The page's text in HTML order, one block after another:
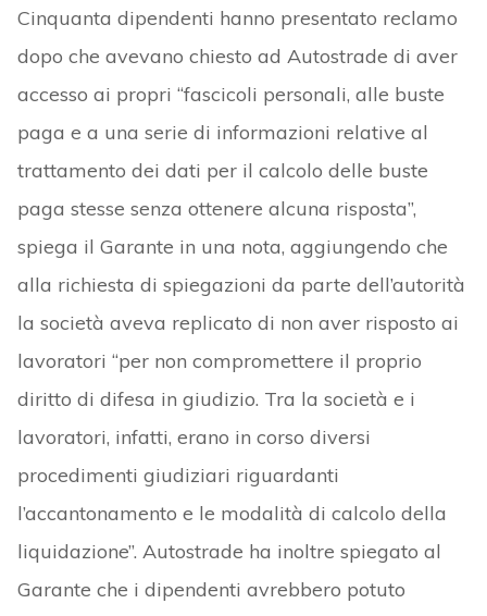
Cinquanta dipendenti hanno presentato reclamo
dopo che avevano chiesto ad Autostrade di aver
accesso ai propri “fascicoli personali, alle buste
paga e a una serie di informazioni relative al
trattamento dei dati per il calcolo delle buste
paga stesse senza ottenere alcuna risposta”,
spiega il Garante in una nota, aggiungendo che
alla richiesta di spiegazioni da parte dell’autorità
la società aveva replicato di non aver risposto ai
lavoratori “per non compromettere il proprio
diritto di difesa in giudizio. Tra la società e i
lavoratori, infatti, erano in corso diversi
procedimenti giudiziari riguardanti
l’accantonamento e le modalità di calcolo della
liquidazione”. Autostrade ha inoltre spiegato al
Garante che i dipendenti avrebbero potuto